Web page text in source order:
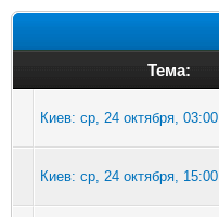
Тема:
Киев: ср, 24 октября, 03:00
Киев: ср, 24 октября, 15:00